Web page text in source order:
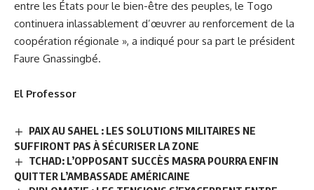
entre les États pour le bien-être des peuples, le Togo
continuera inlassablement d’œuvrer au renforcement de la
coopération régionale », a indiqué pour sa part le président
Faure Gnassingbé.
El Professor
PAIX AU SAHEL : LES SOLUTIONS MILITAIRES NE
SUFFIRONT PAS À SÉCURISER LA ZONE
TCHAD: L’OPPOSANT SUCCÈS MASRA POURRA ENFIN
QUITTER L’AMBASSADE AMÉRICAINE